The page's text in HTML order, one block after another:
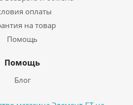
оплаты
на товар
Помощь
Помощь
Блог